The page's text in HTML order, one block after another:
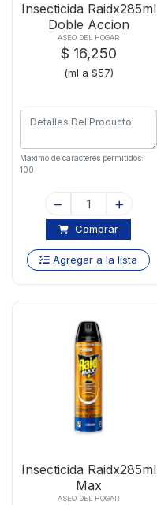
Insecticida Raidx285ml
Doble Accion
ASEO DEL HOGAR
$ 16,250
(ml a $57)
Maximo de caracteres permitidos:
100
Comprar
Agregar a la lista
Insecticida Raidx285ml
Max
ASEO DEL HOGAR